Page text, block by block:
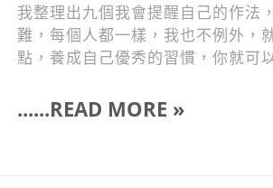
我整理出九個我會提醒自己的作法
難，每個人都一樣，我也不例外
點，養成自己優秀的習慣，你就可
......READ MORE »